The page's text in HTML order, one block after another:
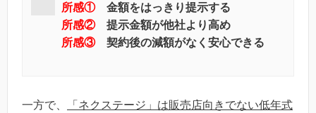
所感①金額をはっきり提示する
所感②提示金額が他社より高め
所感③契約後の減額がなく安心できる
一方で、
「ネクステージ」は販売店向きでない低年式